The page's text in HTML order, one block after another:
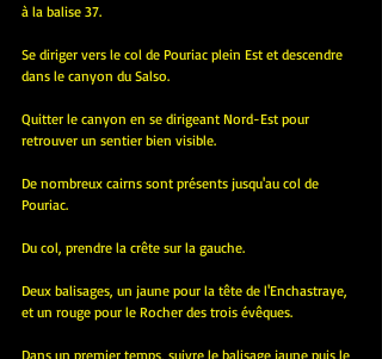
à la balise 37.
Se diriger vers le col de Pouriac plein Est et descendre
dans le canyon du Salso.
Quitter le canyon en se dirigeant Nord-Est pour
retrouver un sentier bien visible.
De nombreux cairns sont présents jusqu'au col de
Pouriac.
Du col, prendre la crête sur la gauche.
Deux balisages, un jaune pour la tête de l'Enchastraye,
et un rouge pour le Rocher des trois évêques.
Dans un premier temps, suivre le balisage jaune puis le